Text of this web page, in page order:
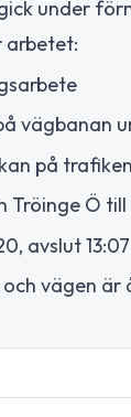
under
arbetet:
vägbanan
på trafiken
Tröinge Ö
avslut
vägen